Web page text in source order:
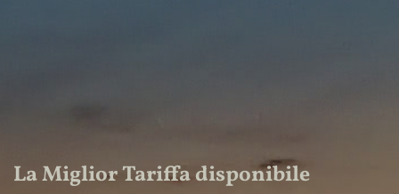
La Miglior Tariffa disponibile